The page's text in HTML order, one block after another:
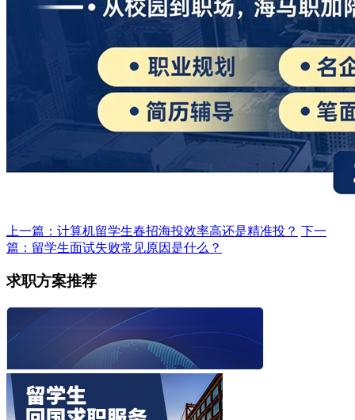
上一篇：计算机留学生春招海投效率高还是精准投？ 下一
篇：留学生面试失败常见原因是什么？
求职方案推荐